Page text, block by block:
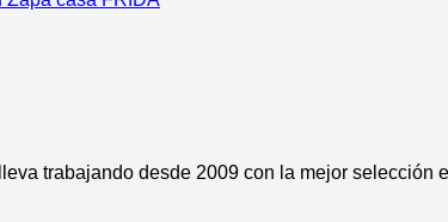
trabajando desde 2009 con la mejor selección